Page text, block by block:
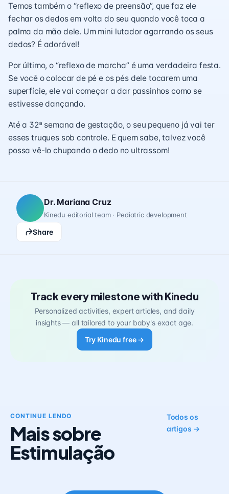
Temos também o “reflexo de preensão”, que faz ele
fechar os dedos em volta do seu quando você toca a
palma da mão dele. Um mini lutador agarrando os seus
dedos? É adorável!
Por último, o “reflexo de marcha” é uma verdadeira festa.
Se você o colocar de pé e os pés dele tocarem uma
superfície, ele vai começar a dar passinhos como se
estivesse dançando.
Até a 32ª semana de gestação, o seu pequeno já vai ter
esses truques sob controle. E quem sabe, talvez você
possa vê-lo chupando o dedo no ultrassom!
Dr. Mariana Cruz
Kinedu editorial team · Pediatric development
Share
Track every milestone with Kinedu
Personalized activities, expert articles, and daily
insights — all tailored to your baby's exact age.
Try Kinedu free →
CONTINUE LENDO
Mais sobre
Estimulação
Todos os
artigos →